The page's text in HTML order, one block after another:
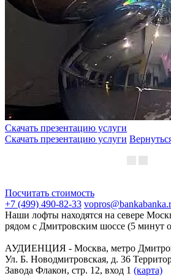
Скачать презентацию услуги
Скачать презентацию услуги
Посчитать стоимость
+7 (499) 490-82-33
Наши лофты находятся на севере
рядом с Дмитровским шоссе (5 минут
АУДИЕНЦИЯ - Москва, метро
Ул. Б. Новодмитровская, д. 36
Завода Флакон, стр. 12, вход 1 (карта)